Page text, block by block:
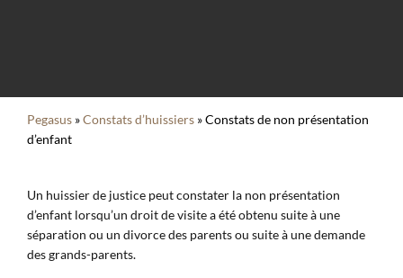
Pegasus »Constats d’huissiers »Constats de non présentation
d’enfant
Un huissier de justice peut constater la non présentation
d’enfant lorsqu’un droit de visite a été obtenu suite à une
séparation ou un divorce des parents ou suite à une demande
des grands-parents.